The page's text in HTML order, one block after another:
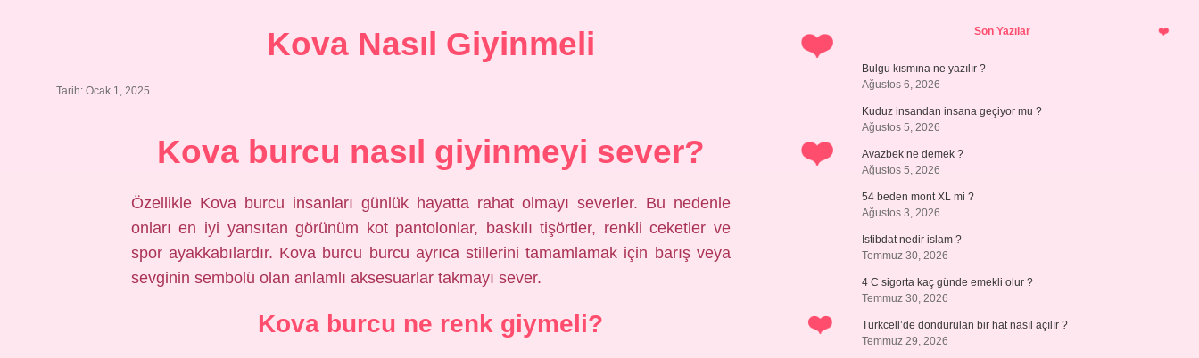
Kova Nasıl Giyinmeli
Tarih: Ocak 1, 2025
Kova burcu nasıl giyinmeyi sever?
Özellikle Kova burcu insanları günlük hayatta rahat olmayı severler. Bu nedenle
onları en iyi yansıtan görünüm kot pantolonlar, baskılı tişörtler, renkli ceketler ve
spor ayakkabılardır. Kova burcu burcu ayrıca stillerini tamamlamak için barış veya
sevginin sembolü olan anlamlı aksesuarlar takmayı sever.
Kova burcu ne renk giymeli?
SidebarSon Yazılar
Bulgu kısmına ne yazılır ?
Ağustos 6, 2026
Kuduz insandan insana geçiyor mu ?
Ağustos 5, 2026
Avazbek ne demek ?
Ağustos 5, 2026
54 beden mont XL mi ?
Ağustos 3, 2026
Istibdat nedir islam ?
Temmuz 30, 2026
4 C sigorta kaç günde emekli olur ?
Temmuz 30, 2026
Turkcell’de dondurulan bir hat nasıl açılır ?
Temmuz 29, 2026